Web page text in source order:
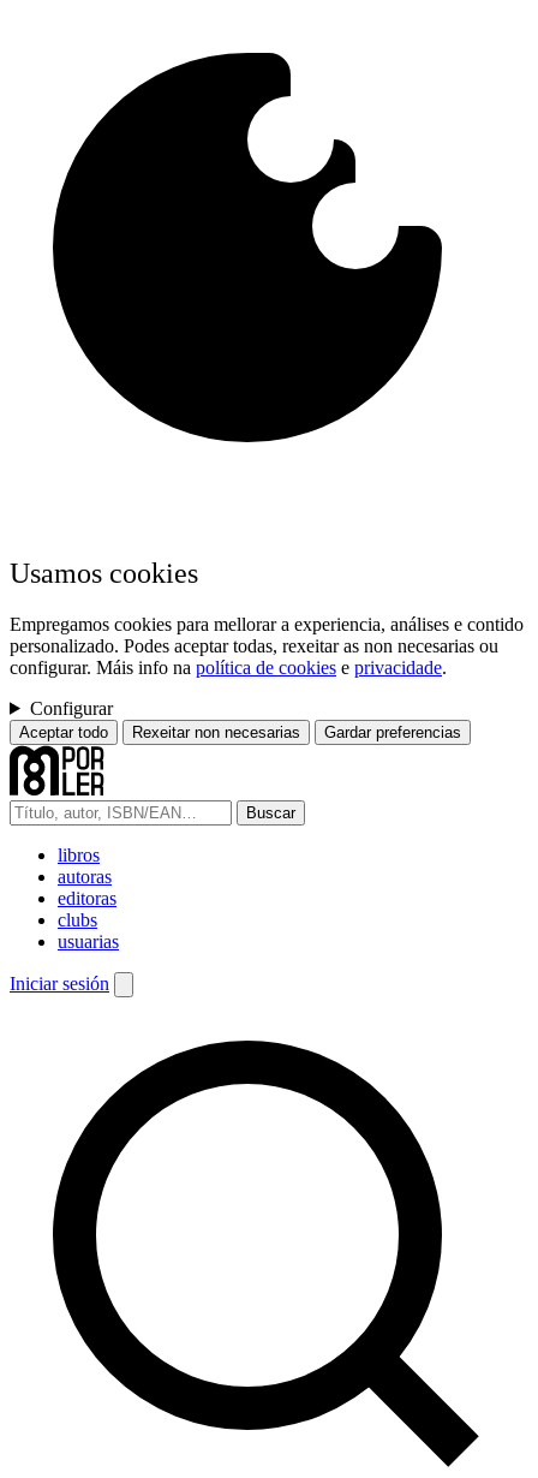
Usamos cookies
Empregamos cookies para mellorar a experiencia, análises e contido
personalizado. Podes aceptar todas, rexeitar as non necesarias ou
configurar. Máis info na política de cookies e privacidade.
Configurar
Aceptar todo Rexeitar non necesarias Gardar preferencias
Buscar
libros
autoras
editoras
clubs
usuarias
Iniciar sesión